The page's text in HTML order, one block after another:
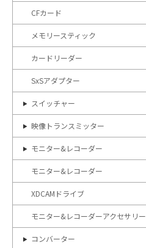
CFカード
メモリースティック
カードリーダー
SxSアダプター
スイッチャー
映像トランスミッター
モニター&レコーダー
モニター&レコーダー
XDCAMドライブ
モニター&レコーダーアクセサリー
コンバーター